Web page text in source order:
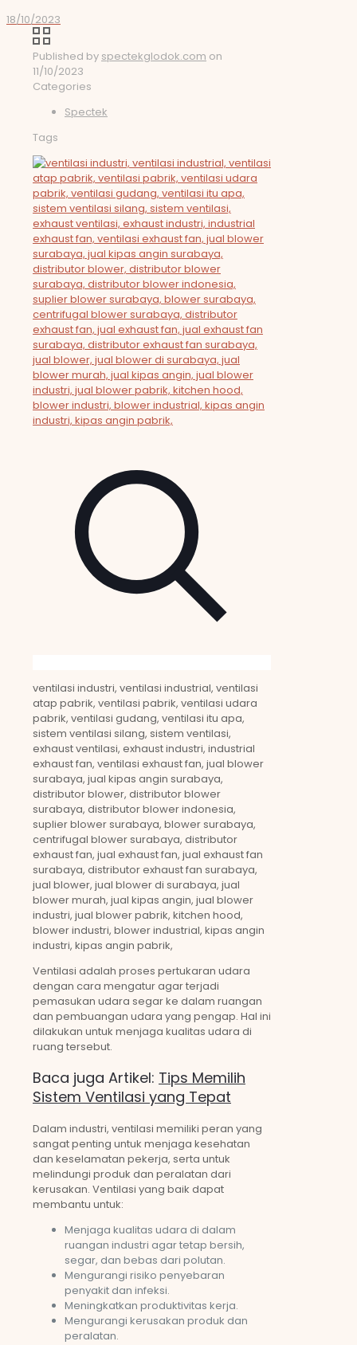
18/10/2023
Published by spectekglodok.com on
11/10/2023
Categories
Spectek
Tags
ventilasi industri, ventilasi industrial, ventilasi
atap pabrik, ventilasi pabrik, ventilasi udara
pabrik, ventilasi gudang, ventilasi itu apa,
sistem ventilasi silang, sistem ventilasi,
exhaust ventilasi, exhaust industri, industrial
exhaust fan, ventilasi exhaust fan, jual blower
surabaya, jual kipas angin surabaya,
distributor blower, distributor blower
surabaya, distributor blower indonesia,
suplier blower surabaya, blower surabaya,
centrifugal blower surabaya, distributor
exhaust fan, jual exhaust fan, jual exhaust fan
surabaya, distributor exhaust fan surabaya,
jual blower, jual blower di surabaya, jual
blower murah, jual kipas angin, jual blower
industri, jual blower pabrik, kitchen hood,
blower industri, blower industrial, kipas angin
industri, kipas angin pabrik,
Ventilasi adalah proses pertukaran udara
dengan cara mengatur agar terjadi
pemasukan udara segar ke dalam ruangan
dan pembuangan udara yang pengap. Hal ini
dilakukan untuk menjaga kualitas udara di
ruang tersebut.
Baca juga Artikel: Tips Memilih
Sistem Ventilasi yang Tepat
Dalam industri, ventilasi memiliki peran yang
sangat penting untuk menjaga kesehatan
dan keselamatan pekerja, serta untuk
melindungi produk dan peralatan dari
kerusakan. Ventilasi yang baik dapat
membantu untuk:
Menjaga kualitas udara di dalam
ruangan industri agar tetap bersih,
segar, dan bebas dari polutan.
Mengurangi risiko penyebaran
penyakit dan infeksi.
Meningkatkan produktivitas kerja.
Mengurangi kerusakan produk dan
peralatan.